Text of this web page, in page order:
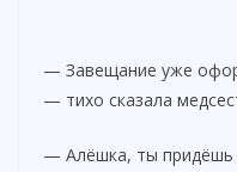
— Завещание уже
— тихо сказала
— Алёшка, ты придёшь